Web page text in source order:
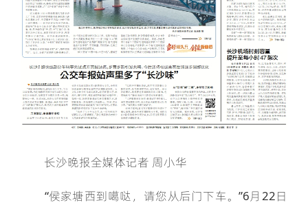
长沙晚报全媒体记者 周小华
“侯家塘西到噶哒，请您从后门下车。”6月22日